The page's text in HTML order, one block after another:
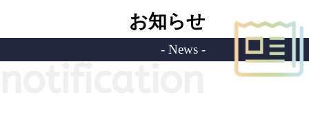
お知らせ
- News -